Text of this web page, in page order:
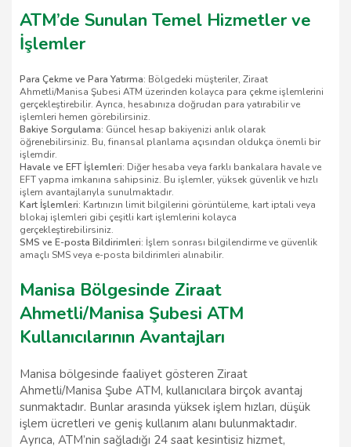
ATM’de Sunulan Temel Hizmetler ve
İşlemler
Para Çekme ve Para Yatırma: Bölgedeki müşteriler, Ziraat
Ahmetli/Manisa Şubesi ATM üzerinden kolayca para çekme işlemlerini
gerçekleştirebilir. Ayrıca, hesabınıza doğrudan para yatırabilir ve
işlemleri hemen görebilirsiniz.
Bakiye Sorgulama: Güncel hesap bakiyenizi anlık olarak
öğrenebilirsiniz. Bu, finansal planlama açısından oldukça önemli bir
işlemdir.
Havale ve EFT İşlemleri: Diğer hesaba veya farklı bankalara havale ve
EFT yapma imkanına sahipsiniz. Bu işlemler, yüksek güvenlik ve hızlı
işlem avantajlarıyla sunulmaktadır.
Kart İşlemleri: Kartınızın limit bilgilerini görüntüleme, kart iptali veya
blokaj işlemleri gibi çeşitli kart işlemlerini kolayca
gerçekleştirebilirsiniz.
SMS ve E-posta Bildirimleri: İşlem sonrası bilgilendirme ve güvenlik
amaçlı SMS veya e-posta bildirimleri alınabilir.
Manisa Bölgesinde Ziraat
Ahmetli/Manisa Şubesi ATM
Kullanıcılarının Avantajları
Manisa bölgesinde faaliyet gösteren Ziraat
Ahmetli/Manisa Şube ATM, kullanıcılara birçok avantaj
sunmaktadır. Bunlar arasında yüksek işlem hızları, düşük
işlem ücretleri ve geniş kullanım alanı bulunmaktadır.
Ayrıca, ATM’nin sağladığı 24 saat kesintisiz hizmet,